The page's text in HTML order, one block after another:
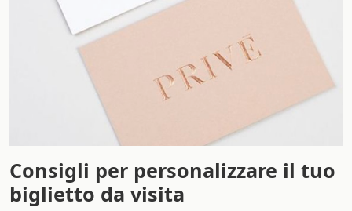
Consigli per personalizzare il tuo
biglietto da visita